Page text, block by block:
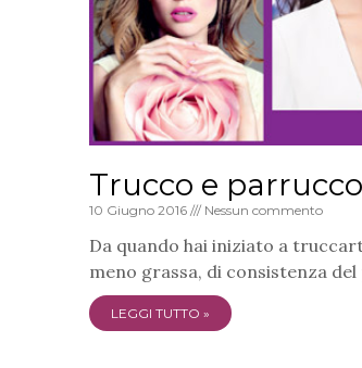
Trucco e
10 Giugno 2016 Nessun commento
Da quando hai iniziato a
meno grassa, di consistenza
LEGGI TUTTO »